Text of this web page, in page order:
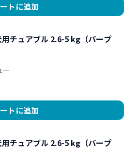
トに追加
チュアブル 2.6-5 kg（パープ
ー
トに追加
チュアブル 2.6-5 kg（パープ